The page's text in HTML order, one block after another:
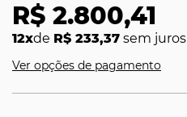
R$ 2.800,41
12xde R$ 233,37 sem juros
Ver opções de pagamento